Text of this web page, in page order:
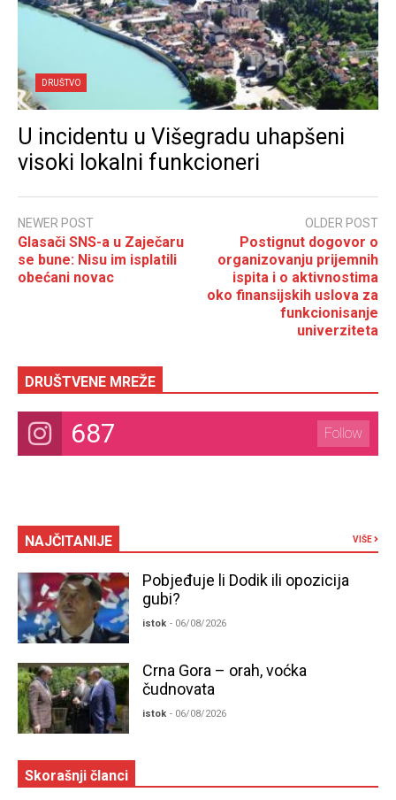
DRUŠTVO
U incidentu u Višegradu uhapšeni
visoki lokalni funkcioneri
NEWER POST
Glasači SNS-a u Zaječaru
se bune: Nisu im isplatili
obećani novac
OLDER POST
Postignut dogovor o
organizovanju prijemnih
ispita i o aktivnostima
oko finansijskih uslova za
funkcionisanje
univerziteta
DRUŠTVENE MREŽE
687 Follow
NAJČITANIJE VIŠE
Pobjeđuje li Dodik ili opozicija
gubi?
istok - 06/08/2026
Crna Gora – orah, voćka
čudnovata
istok - 06/08/2026
Skorašnji članci